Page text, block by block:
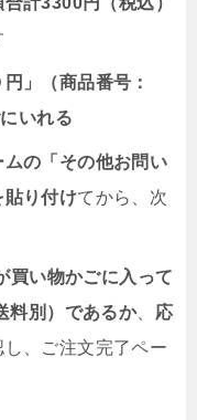
」（商品番号：
いれる
ムの「その他お問い
貼り付けてから、次
買い物かごに入って
料別）であるか、 応
し、ご注文完了ペー